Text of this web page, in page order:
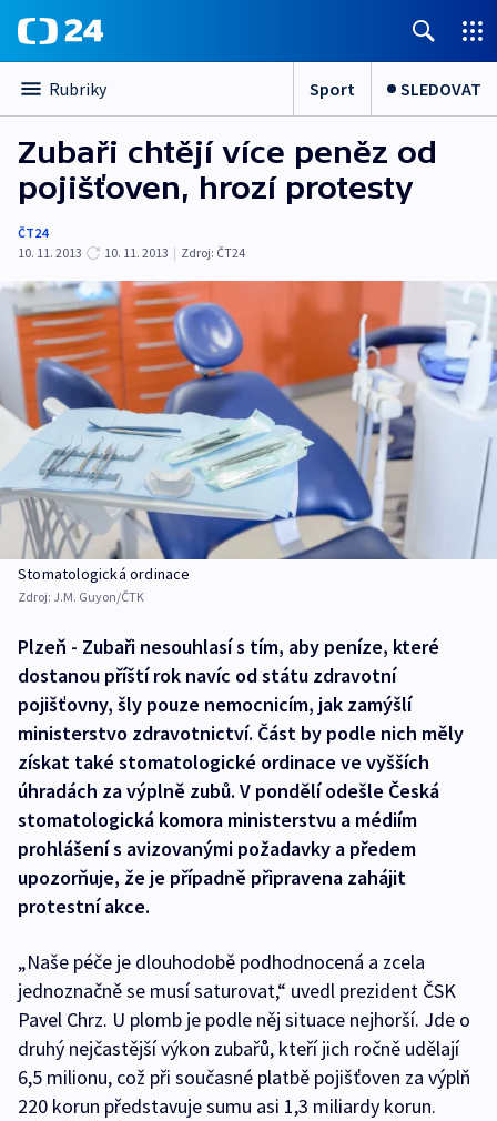
Rubriky Sport SLEDOVAT
Zubaři chtějí více peněz od
pojišťoven, hrozí protesty
ČT24
10. 11. 2013
10. 11. 2013 | Zdroj: ČT24
Stomatologická ordinace
Zdroj: J.M. Guyon/ČTK
Plzeň - Zubaři nesouhlasí s tím, aby peníze, které
dostanou příští rok navíc od státu zdravotní
pojišťovny, šly pouze nemocnicím, jak zamýšlí
ministerstvo zdravotnictví. Část by podle nich měly
získat také stomatologické ordinace ve vyšších
úhradách za výplně zubů. V pondělí odešle Česká
stomatologická komora ministerstvu a médiím
prohlášení s avizovanými požadavky a předem
upozorňuje, že je případně připravena zahájit
protestní akce.
„Naše péče je dlouhodobě podhodnocená a zcela
jednoznačně se musí saturovat,“ uvedl prezident ČSK
Pavel Chrz. U plomb je podle něj situace nejhorší. Jde o
druhý nejčastější výkon zubařů, kteří jich ročně udělají
6,5 milionu, což při současné platbě pojišťoven za výplň
220 korun představuje sumu asi 1,3 miliardy korun.